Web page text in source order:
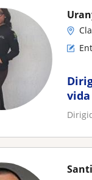
Santi